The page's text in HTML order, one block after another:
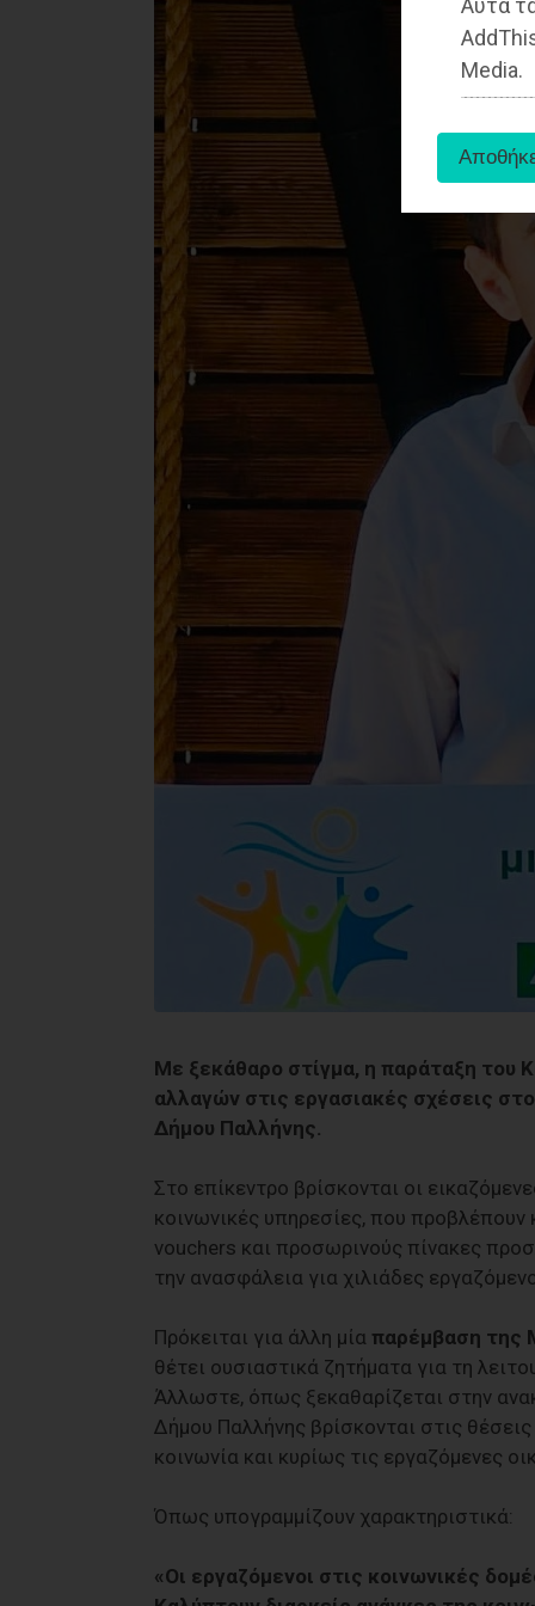
Αυτά
Media.
Με ξεκάθαρο στίγμα, η παράταξη του
αλλαγών στις εργασιακές σχέσεις
Δήμου Παλλήνης.
Στο επίκεντρο βρίσκονται οι
κοινωνικές υπηρεσίες, που
vouchers και προσωρινούς πίνακες
την ανασφάλεια για χιλιάδες
Πρόκειται για άλλη μία παρέμβαση της
θέτει ουσιαστικά ζητήματα για τη
Άλλωστε, όπως ξεκαθαρίζεται στην
Δήμου Παλλήνης βρίσκονται στις
κοινωνία και κυρίως τις εργαζόμενες
Όπως υπογραμμίζουν χαρακτηριστικά:
«Οι εργαζόμενοι στις κοινωνικές